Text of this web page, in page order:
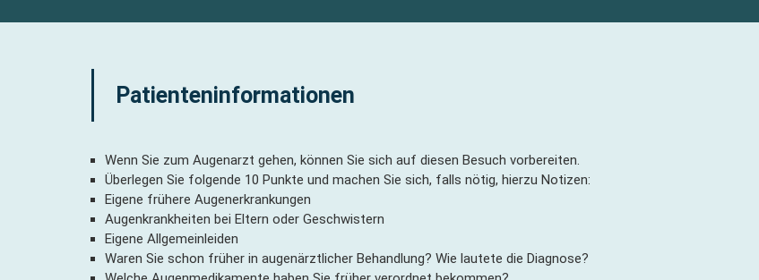
Patienteninformationen
Wenn Sie zum Augenarzt gehen, können Sie sich auf diesen Besuch vorbereiten.
Überlegen Sie folgende 10 Punkte und machen Sie sich, falls nötig, hierzu Notizen:
Eigene frühere Augenerkrankungen
Augenkrankheiten bei Eltern oder Geschwistern
Eigene Allgemeinleiden
Waren Sie schon früher in augenärztlicher Behandlung? Wie lautete die Diagnose?